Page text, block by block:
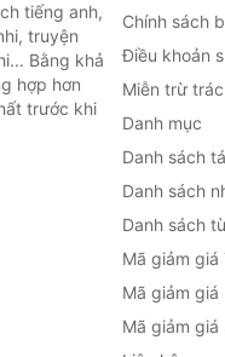
tiếng anh,
truyện
Bằng khả
hợp hơn
trước khi
Chính sách
Điều khoản
Miễn trừ
Danh mục
Danh sách
Danh sách
Danh sách
Mã giảm giá
Mã giảm giá
Mã giảm giá